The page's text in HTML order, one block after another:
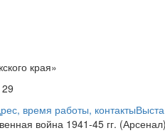
края»
время работы, контакты
война 1941-45 гг.